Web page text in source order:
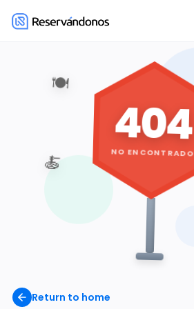
Return to home
🍽️
🍝
404
NO ENCONTRADO